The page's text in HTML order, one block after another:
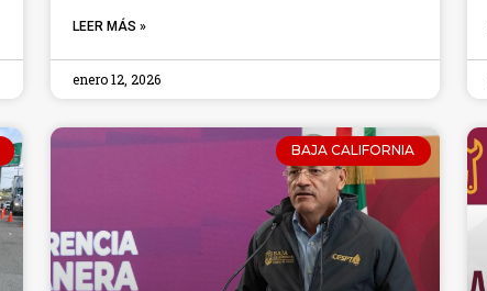
LEER MÁS »
enero 12, 2026
BAJA CALIFORNIA